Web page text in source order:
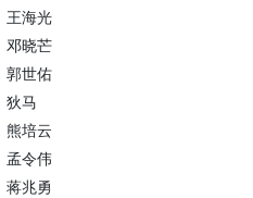
王海光
邓晓芒
郭世佑
狄马
熊培云
孟令伟
蒋兆勇